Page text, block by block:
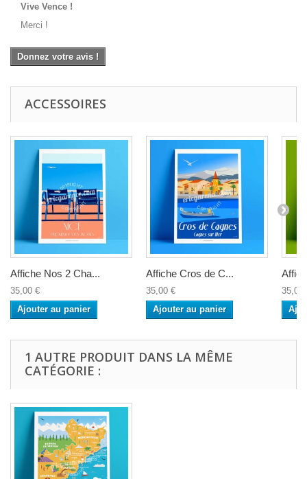
Vive Vence !
Merci !
Donnez votre avis !
ACCESSOIRES
Affiche Nos 2 Cha...
35,00 €
Ajouter au panier
Affiche Cros de C...
35,00 €
Ajouter au panier
35,00
1 AUTRE PRODUIT DANS LA MÊME
CATÉGORIE :